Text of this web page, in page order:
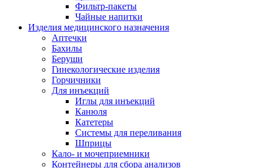
Фильтр-пакеты
Чайные напитки
Изделия медицинского назначения
Аптечки
Бахилы
Беруши
Гинекологические изделия
Горчичники
Для инъекций
Иглы для инъекций
Канюля
Катетеры
Системы для переливания
Шприцы
Кало- и мочеприемники
Контейнеры для сбора анализов